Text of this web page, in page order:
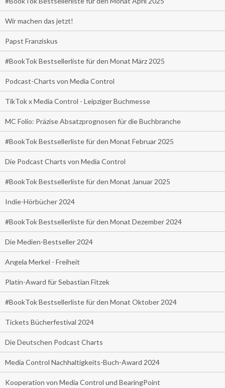
Wir machen das jetzt!
Papst Franziskus
#BookTok Bestsellerliste für den Monat März 2025
Podcast-Charts von Media Control
TikTok x Media Control - Leipziger Buchmesse
MC Folio: Präzise Absatzprognosen für die Buchbranche
#BookTok Bestsellerliste für den Monat Februar 2025
Die Podcast Charts von Media Control
#BookTok Bestsellerliste für den Monat Januar 2025
Indie-Hörbücher 2024
#BookTok Bestsellerliste für den Monat Dezember 2024
Die Medien-Bestseller 2024
Angela Merkel - Freiheit
Platin-Award für Sebastian Fitzek
#BookTok Bestsellerliste für den Monat Oktober 2024
Tickets Bücherfestival 2024
Die Deutschen Podcast Charts
Media Control Nachhaltigkeits-Buch-Award 2024
Kooperation von Media Control und BearingPoint